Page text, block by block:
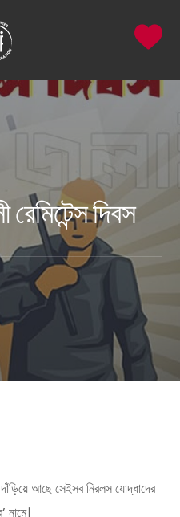
দিবস
আছে সেইসব নিরলস যোদ্ধাদের
নামে।